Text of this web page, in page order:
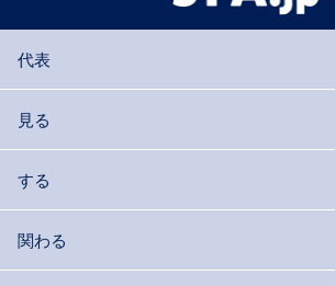
代表
見る
する
関わる